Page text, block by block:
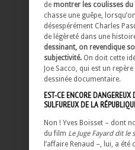
de montrer les coulisses
chasse une guêpe,
désespérément Charles
de légèreté dans une
dessinant, on revendique
subjectivité. On doit cette
Joe Sacco, qui est un
dessinée documentaire.
EST-CE ENCORE DANGEREUX
SULFUREUX DE LA
Non ! Yves Boisset – dont
du film Le Juge Fayard dit le
l’affaire Renaud –, lui, a